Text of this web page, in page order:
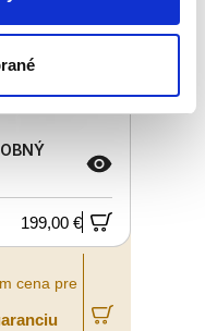
199,00 €
cena pre